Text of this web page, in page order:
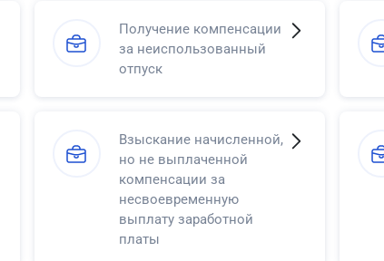
Получение компенсации
за неиспользованный
отпуск
Взыскание начисленной,
но не выплаченной
компенсации за
несвоевременную
выплату заработной
платы